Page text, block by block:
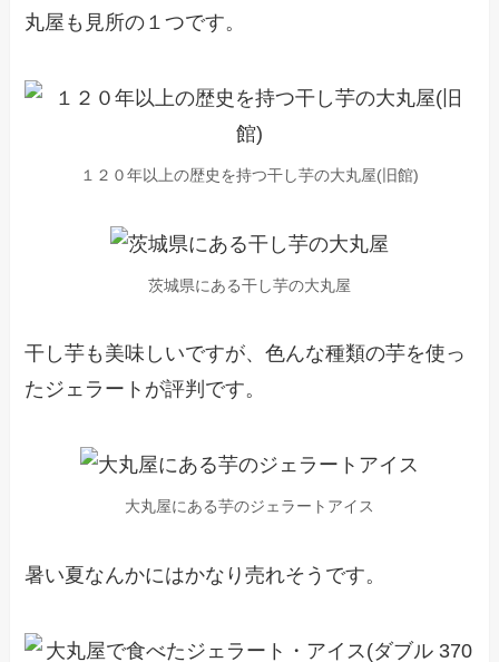
丸屋も見所の１つです。
１２０年以上の歴史を持つ干し芋の大丸屋(旧館)
茨城県にある干し芋の大丸屋
干し芋も美味しいですが、色んな種類の芋を使っ
たジェラートが評判です。
大丸屋にある芋のジェラートアイス
暑い夏なんかにはかなり売れそうです。